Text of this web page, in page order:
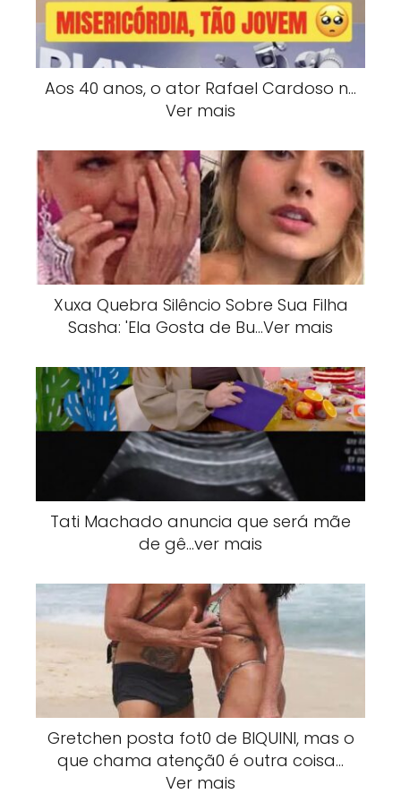
Aos 40 anos, o ator Rafael Cardoso n…
Ver mais
Xuxa Quebra Silêncio Sobre Sua Filha
Sasha: 'Ela Gosta de Bu…Ver mais
Tati Machado anuncia que será mãe
de gê…ver mais
Gretchen posta fot0 de BlQUlNI, mas o
que chama atençã0 é outra coisa…
Ver mais